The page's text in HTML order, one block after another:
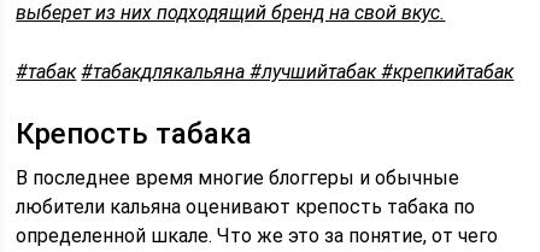
выберет из них подходящий бренд на свой вкус.
#табак #табакдлякальяна #лучшийтабак #крепкийтабак
Крепость табака
В последнее время многие блоггеры и обычные
любители кальяна оценивают крепость табака по
определенной шкале. Что же это за понятие, от чего